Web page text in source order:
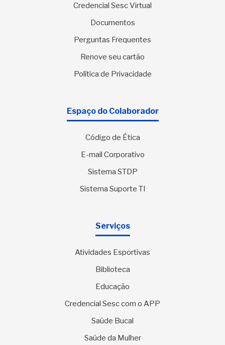
Credencial Sesc Virtual
Documentos
Perguntas Frequentes
Renove seu cartão
Política de Privacidade
Espaço do Colaborador
Código de Ética
E-mail Corporativo
Sistema STDP
Sistema Suporte TI
Serviços
Atividades Esportivas
Biblioteca
Educação
Credencial Sesc com o APP
Saúde Bucal
Saúde da Mulher